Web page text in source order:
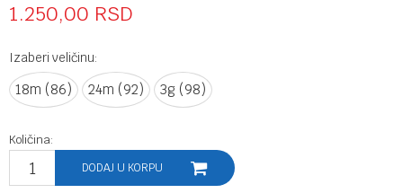
1.250,00 RSD
Izaberi veličinu:
18m (86) 24m (92) 3g (98)
Količina:
DODAJ U KORPU